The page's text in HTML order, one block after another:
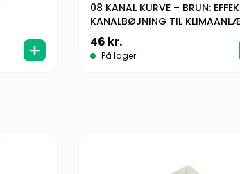
08 KANAL KURVE – BRUN:
KANALBØJNING TIL
46 kr.
På lager